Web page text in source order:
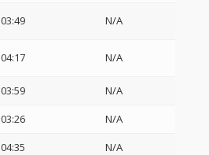
03:49 N/A
04:17 N/A
03:59
N/A
03:26
N/A
04:35 N/A